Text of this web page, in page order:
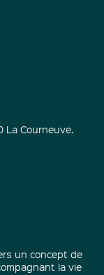
La Courneuve.
un concept de
la vie